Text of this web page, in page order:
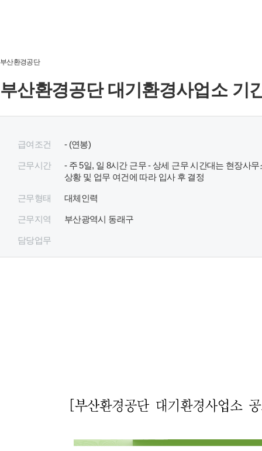
부산환경공단
부산환경공단 대기환경사업소 기
급여조건 - (연봉)
근무시간
- 주 5일, 일 8시간 근무 - 상세 근무 시간대는 현장사무
상황 및 업무 여건에 따라 입사 후 결정
근무형태 대체인력
근무지역 부산광역시 동래구
담당업무